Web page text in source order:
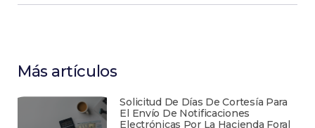
Más artículos
Solicitud De Días De Cortesía Para
El Envío De Notificaciones
Electrónicas Por La Hacienda Foral